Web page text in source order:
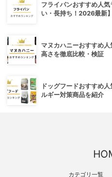
フライパンおすすめ人
い・長持ち！2026最新】
マヌカハニーおすすめ
高さを徹底比較・検証
ドッグフードおすすめ
ルギー対策商品を紹介
カテゴリ一覧